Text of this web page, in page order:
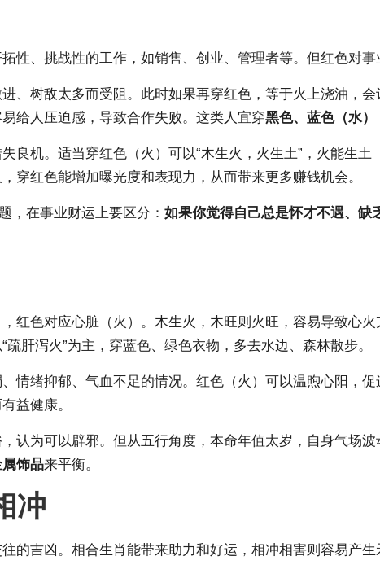
性、挑战性的工作，如销售、创业、管理者等。但红色对事
进、树敌太多而受阻。此时如果再穿红色，等于火上浇油，
给人压迫感，导致合作失败。这类人宜穿黑色、蓝色（水）
良机。适当穿红色（火）可以“木生火，火生土”，火能生
穿红色能增加曝光度和表现力，从而带来更多赚钱机会。
，在事业财运上要区分： 如果你觉得自己总是怀才不遇、缺
红色对应心脏（火）。木生火，木旺则火旺，容易导致心火
肝泻火”为主，穿蓝色、绿色衣物，多去水边、森林散步。
、情绪抑郁、气血不足的情况。红色（火）可以温煦心阳，
益健康。
认为可以辟邪。但从五行角度，本命年值太岁，自身气场波
饰品来平衡。
冲
的吉凶。相合生肖能带来助力和好运，相冲相害则容易产